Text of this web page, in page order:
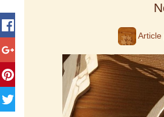
Article